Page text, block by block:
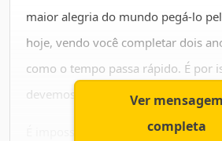
Eu te amo tanto meu filho, que meu
Você está crescendo e meu amor
cada momento ao seu lado. Meu
Que Papai do Céu cubra sua vida de
sabedoria e muitos livramentos.
maior alegria do mundo pegá-lo
hoje, vendo você completar dois
como o tempo passa rápido. É por
devemos deixar de aproveitar cada
É impossível descrever a felicidade
Ver mensagem
completa